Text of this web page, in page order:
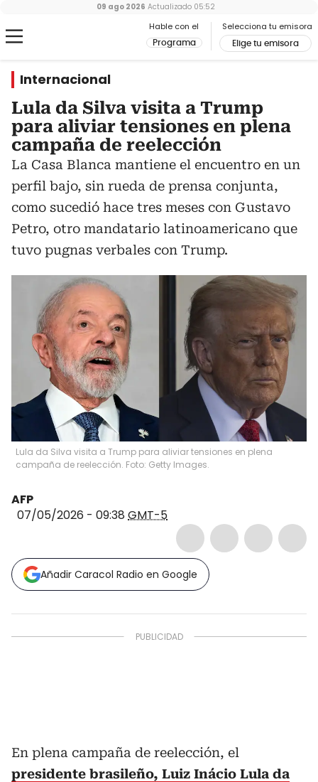
Hable con el
Programa
Selecciona tu emisora
Elige tu emisora
09 ago 2026 Actualizado 05:52
Internacional
Lula da Silva visita a Trump
para aliviar tensiones en plena
campaña de reelección
La Casa Blanca mantiene el encuentro en un
perfil bajo, sin rueda de prensa conjunta,
como sucedió hace tres meses con Gustavo
Petro, otro mandatario latinoamericano que
tuvo pugnas verbales con Trump.
Lula da Silva visita a Trump para aliviar tensiones en plena
campaña de reelección. Foto: Getty Images.
AFP
07/05/2026 - 09:38 GMT-5
Añadir Caracol Radio en Google
En plena campaña de reelección, el
presidente brasileño, Luiz Inácio Lula da